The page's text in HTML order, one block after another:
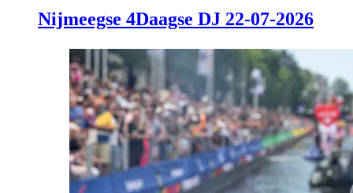
Nijmeegse 4Daagse DJ 22-07-2026